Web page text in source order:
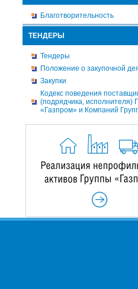
Благотворительность
ТЕНДЕРЫ
Тендеры
Положение о закупочной
Закупки
Кодекс поведения
(подрядчика, исполнителя)
«Газпром» и Компаний